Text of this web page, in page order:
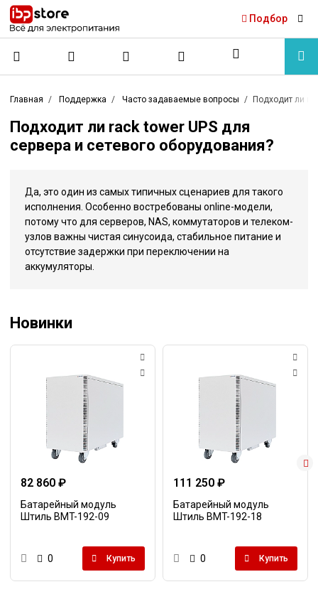
Подбор
Главная Поддержка Часто задаваемые вопросы Подходит ли
Подходит ли rack tower UPS для
сервера и сетевого оборудования?
Да, это один из самых типичных сценариев для такого
исполнения. Особенно востребованы online-модели,
потому что для серверов, NAS, коммутаторов и телеком-
узлов важны чистая синусоида, стабильное питание и
отсутствие задержки при переключении на
аккумуляторы.
Новинки
82 860 ₽
Батарейный модуль
Штиль BMT-192-09
0 Купить
111 250 ₽
Батарейный модуль
Штиль BMT-192-18
0 Купить